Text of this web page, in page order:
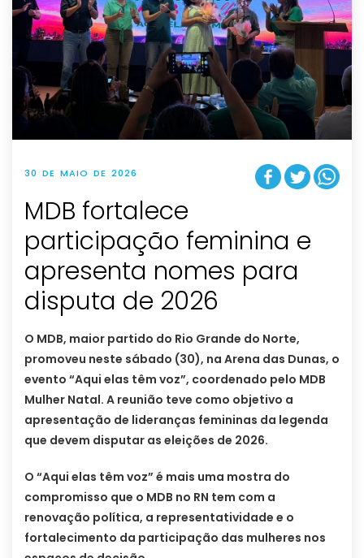
30 DE MAIO DE 2026
MDB fortalece
participação feminina e
apresenta nomes para
disputa de 2026
O MDB, maior partido do Rio Grande do Norte,
promoveu neste sábado (30), na Arena das Dunas, o
evento “Aqui elas têm voz”, coordenado pelo MDB
Mulher Natal. A reunião teve como objetivo a
apresentação de lideranças femininas da legenda
que devem disputar as eleições de 2026.
O “Aqui elas têm voz” é mais uma mostra do
compromisso que o MDB no RN tem com a
renovação política, a representatividade e o
fortalecimento da participação das mulheres nos